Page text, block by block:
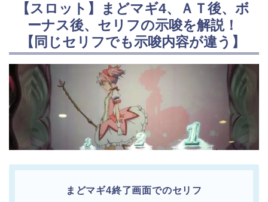
【スロット】まどマギ4、ＡＴ後、ボ
ーナス後、セリフの示唆を解説！
【同じセリフでも示唆内容が違う】
まどマギ4終了画面でのセリフ